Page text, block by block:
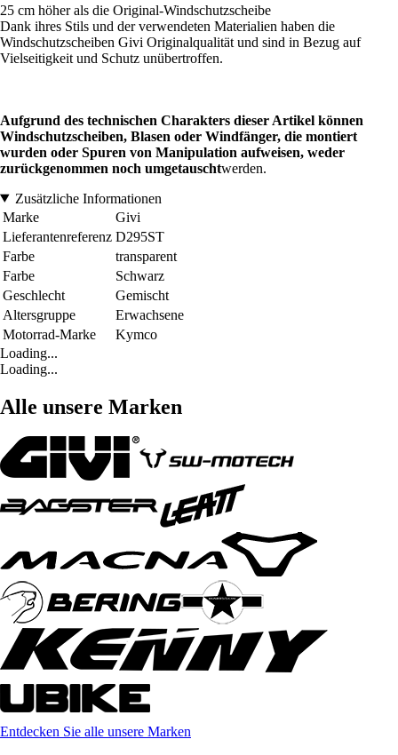
25 cm höher als die Original-Windschutzscheibe
Dank ihres Stils und der verwendeten Materialien haben die
Windschutzscheiben Givi Originalqualität und sind in Bezug auf
Vielseitigkeit und Schutz unübertroffen.
Aufgrund des technischen Charakters dieser Artikel können
Windschutzscheiben, Blasen oder Windfänger, die montiert
wurden oder Spuren von Manipulation aufweisen, weder
zurückgenommen noch umgetauschtwerden.
Zusätzliche Informationen
Marke
Givi
Lieferantenreferenz D295ST
Farbe
transparent
Farbe
Schwarz
Geschlecht
Gemischt
Altersgruppe
Erwachsene
Motorrad-Marke
Kymco
Loading...
Loading...
Alle unsere Marken
Entdecken Sie alle unsere Marken